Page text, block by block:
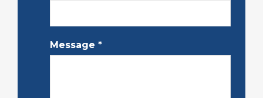
Message *